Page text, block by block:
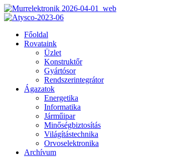
Főoldal
Rovataink
Üzlet
Konstruktőr
Gyártósor
Rendszerintegrátor
Ágazatok
Energetika
Informatika
Járműipar
Minőségbiztosítás
Világítástechnika
Orvoselektronika
Archívum